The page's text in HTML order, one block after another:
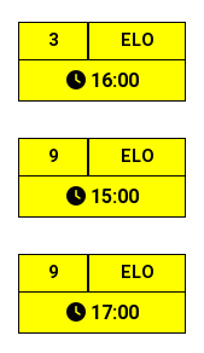
3 ELO
16:00
9 ELO
15:00
9 ELO
17:00